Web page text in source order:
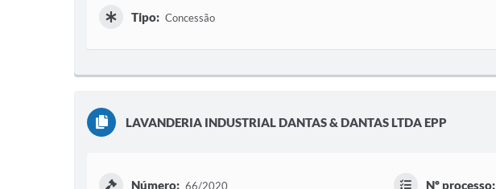
Tipo: Concessão
LAVANDERIA INDUSTRIAL DANTAS & DANTAS LTDA EPP
Número: 66/2020 Nº processo: